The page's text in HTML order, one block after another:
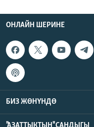
ОНЛАЙН ШЕРИНЕ
БИЗ ЖӨНҮНДӨ